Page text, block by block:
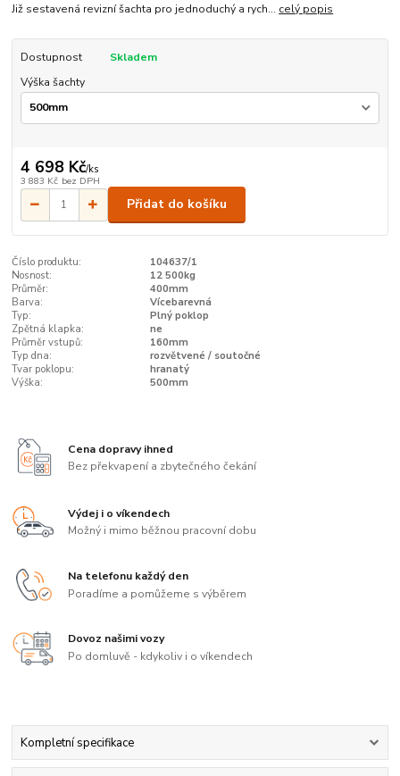
Již sestavená revizní šachta pro jednoduchý a rych... celý popis
Dostupnost
Skladem
Výška šachty
4 698 Kč/ks
3 883 Kč bez DPH
Přidat do košíku
Číslo produktu:
104637/1
Nosnost:
12 500kg
Průměr:
400mm
Barva:
Vícebarevná
Typ:
Plný poklop
Zpětná klapka:
ne
Průměr vstupů:
160mm
Typ dna:
rozvětvené / soutočné
Tvar poklopu:
hranatý
Výška:
500mm
Cena dopravy ihned
Bez překvapení a zbytečného čekání
Výdej i o víkendech
Možný i mimo běžnou pracovní dobu
Na telefonu každý den
Poradíme a pomůžeme s výběrem
Dovoz našimi vozy
Po domluvě - kdykoliv i o víkendech
Kompletní specifikace